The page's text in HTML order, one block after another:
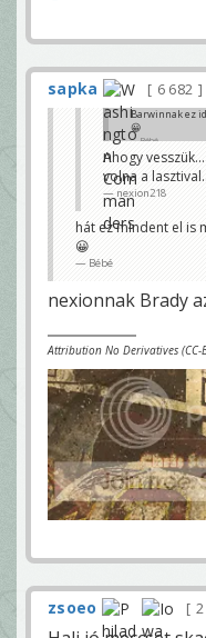
sapka 6 682
Barwinnak ez
😀
Bébé
Ahogy
volna a
nexion218
hát ez mindent el is
😀
Bébé
nexionnak Brady
Attribution No Derivatives (CC-
zsoeo